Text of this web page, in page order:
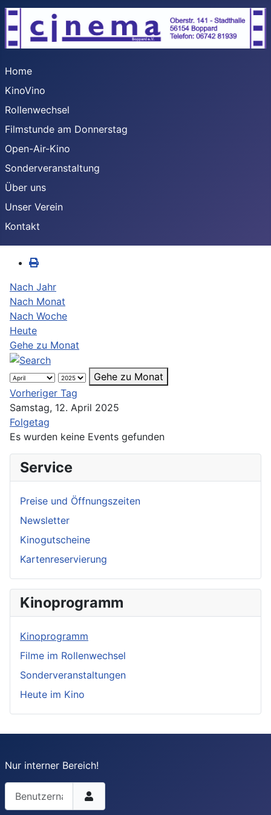
Home
KinoVino
Rollenwechsel
Filmstunde am Donnerstag
Open-Air-Kino
Sonderveranstaltung
Über uns
Unser Verein
Kontakt
Nach Jahr
Nach Monat
Nach Woche
Heute
Gehe zu Monat
Gehe zu Monat
Vorheriger Tag
Samstag, 12. April 2025
Folgetag
Es wurden keine Events gefunden
Service
Preise und Öffnungszeiten
Newsletter
Kinogutscheine
Kartenreservierung
Kinoprogramm
Kinoprogramm
Filme im Rollenwechsel
Sonderveranstaltungen
Heute im Kino
Nur interner Bereich!